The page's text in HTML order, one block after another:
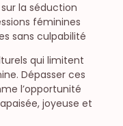
la séduction
féminines
sans culpabilité
qui limitent
Dépasser ces
l’opportunité
joyeuse et